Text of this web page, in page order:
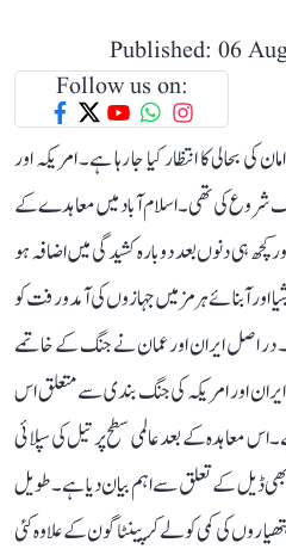
Published: 06
Follow us on:
سے امن و امان کی بحالی کا انتظار کیا جا رہا ہے۔ امریکہ اور
سے جنگ شروع کی تھی۔ اسلام آباد میں معاہدے کے
اور کچھ ہی دنوں بعد دوبارہ کشیدگی میں اضافہ ہو
اور آبنائے ہرمز میں جہازوں کی آمد و رفت کو
اصل ایران اور عمان نے جنگ کے خاتمے
اور امریکہ کی جنگ بندی سے متعلق اس
معاہدہ کے بعد عالمی سطح پر تیل کی سپلائی
ڈیل کے تعلق سے اہم بیان دیا ہے۔ طویل
کی کمی کو لے کر پینٹاگون کے علاوہ کئی